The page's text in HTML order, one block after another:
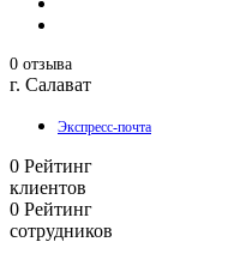
0 отзыва
г. Салават
Экспресс-почта
0 Рейтинг
клиентов
0 Рейтинг
сотрудников